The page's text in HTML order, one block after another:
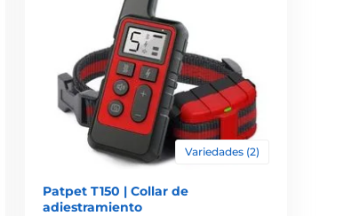
Variedades (2)
Patpet T150 | Collar de
adiestramiento